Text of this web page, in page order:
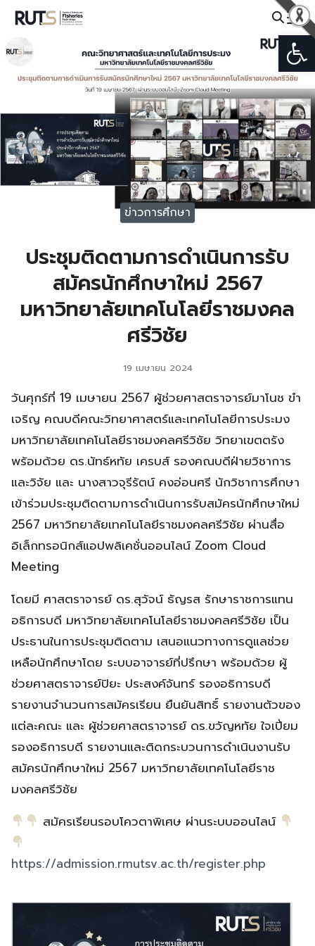
Skip
content
Search
for:
ข่าวการศึกษา
ประชุมติดตามการดำเนินการรับ
สมัครนักศึกษาใหม่ 2567
มหาวิทยาลัยเทคโนโลยีราชมงคล
ศรีวิชัย
19 เมษายน 2024
วันศุกร์ที่ 19 เมษายน 2567 ผู้ช่วยศาสตราจารย์มาโนช ขำ
เจริญ คณบดีคณะวิทยาศาสตร์และเทคโนโลยีการประมง
มหาวิทยาลัยเทคโนโลยีราชมงคลศรีวิชัย วิทยาเขตตรัง
พร้อมด้วย ดร.นัทธ์หทัย เครบส์ รองคณบดีฝ่ายวิชาการ
และวิจัย และ นางสาวจุรีรัตน์ คงอ่อนศรี นักวิชาการศึกษา
เข้าร่วมประชุมติดตามการดำเนินการรับสมัครนักศึกษาใหม่
2567 มหาวิทยาลัยเทคโนโลยีราชมงคลศรีวิชัย ผ่านสื่อ
อิเล็กทรอนิกส์แอปพลิเคชั่นออนไลน์ Zoom Cloud
Meeting
โดยมี ศาสตราจารย์ ดร.สุวัจน์ ธัญรส รักษาราชการแทน
อธิการบดี มหาวิทยาลัยเทคโนโลยีราชมงคลศรีวิชัย เป็น
ประธานในการประชุมติดตาม เสนอแนวทางการดูแลช่วย
เหลือนักศึกษาโดย ระบบอาจารย์ที่ปรึกษา พร้อมด้วย ผู้
ช่วยศาสตราจารย์ปิยะ ประสงค์จันทร์ รองอธิการบดี
รายงานจำนวนการสมัครเรียน ยืนยันสิทธิ์ รายงานตัวของ
แต่ละคณะ และ ผู้ช่วยศาสตราจารย์ ดร.ขวัญหทัย ใจเปี่ยม
รองอธิการบดี รายงานและติดกระบวนการดำเนินงานรับ
สมัครนักศึกษาใหม่ 2567 มหาวิทยาลัยเทคโนโลยีราช
มงคลศรีวิชัย
สมัครเรียนรอบโควตาพิเศษ ผ่านระบบออนไลน์
https://admission.rmutsv.ac.th/register.php